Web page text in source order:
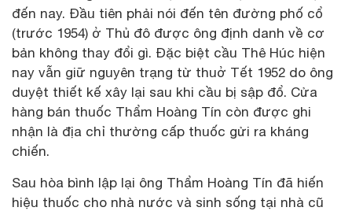
đến nay. Đầu tiên phải nói đến tên đường phố cổ
(trước 1954) ở Thủ đô được ông định danh về cơ
bản không thay đổi gì. Đặc biệt cầu Thê Húc hiện
nay vẫn giữ nguyên trạng từ thuở Tết 1952 do ông
duyệt thiết kế xây lại sau khi cầu bị sập đổ. Cửa
hàng bán thuốc Thẩm Hoàng Tín còn được ghi
nhận là địa chỉ thường cấp thuốc gửi ra kháng
chiến.
Sau hòa bình lập lại ông Thẩm Hoàng Tín đã hiến
hiệu thuốc cho nhà nước và sinh sống tại nhà cũ